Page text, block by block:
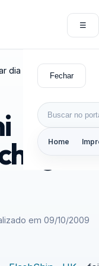
☰
Fechar
Buscar por:
Home
dia 23/10
em 09/10/2009